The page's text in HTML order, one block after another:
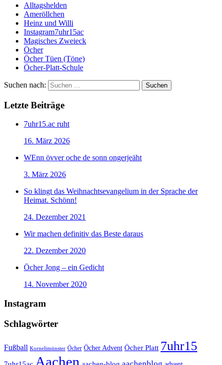
Alltagshelden
Ameröllchen
Heinz und Willi
Instagram7uhr15ac
Magisches Zweieck
Öcher
Öcher Tüen (Töne)
Öcher-Platt-Schule
Suchen nach:
Letzte Beiträge
7uhr15.ac ruht
16. März 2026
WEnn övver oche de sonn ongerjeäht
3. März 2026
So klingt das Weihnachtsevangelium in der Sprache der
Heimat. Schönn!
24. Dezember 2021
Wir machen definitiv das Beste daraus
22. Dezember 2020
Öcher Jong – ein Gedicht
14. November 2020
Instagram
Schlagwörter
Fußball Kornelimünster Öcher Öcher Advent Öcher Platt 7uhr15
Aachen